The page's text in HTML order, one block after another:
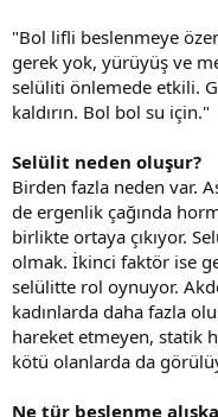
"Bol lifli beslenmeye
gerek yok, yürüyüş ve
selüliti önlemede etkili.
kaldırın. Bol bol su için."
Selülit neden oluşur?
Birden fazla neden var.
de ergenlik çağında
birlikte ortaya çıkıyor.
olmak. İkinci faktör ise
selülitte rol oynuyor.
kadınlarda daha fazla
hareket etmeyen, statik
kötü olanlarda da
Ne tür beslenme